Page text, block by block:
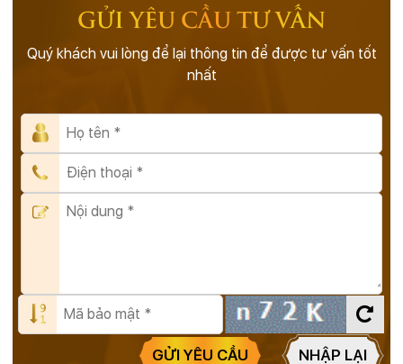
GỬI YÊU CẦU TƯ VẤN
Quý khách vui lòng để lại thông tin để được tư vấn tốt
nhất
GỬI YÊU CẦU NHẬP LẠI